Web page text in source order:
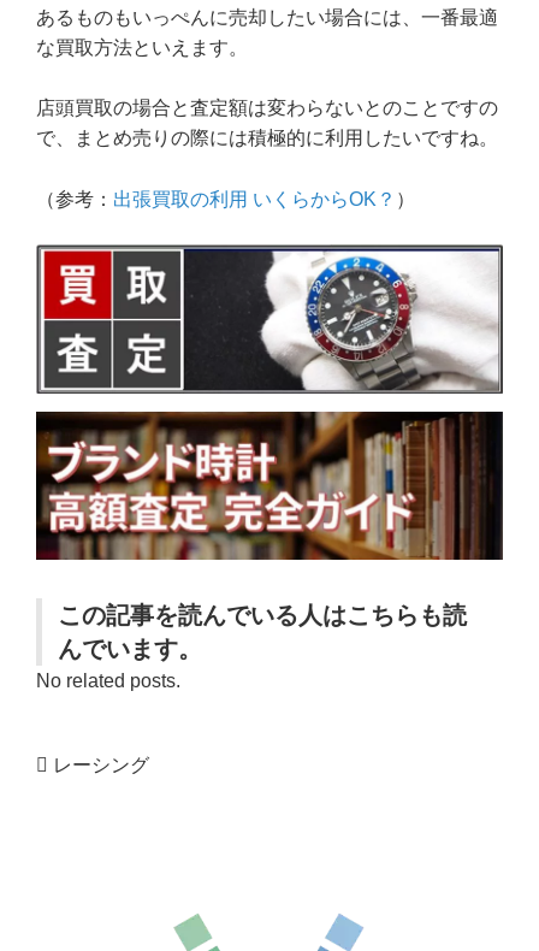
あるものもいっぺんに売却したい場合には、一番最適
な買取方法といえます。
店頭買取の場合と査定額は変わらないとのことですの
で、まとめ売りの際には積極的に利用したいですね。
（参考： 出張買取の利用 いくらからOK？ ）
この記事を読んでいる人はこちらも読
んでいます。
No related posts.
レーシング